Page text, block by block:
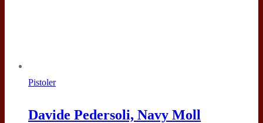
Pistoler
Davide Pedersoli, Navy Moll